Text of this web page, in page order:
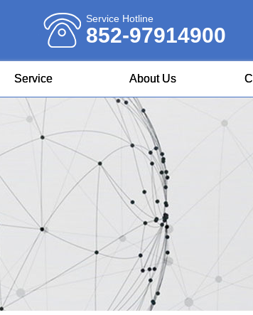
Service Hotline
852-97914900
Service About Us